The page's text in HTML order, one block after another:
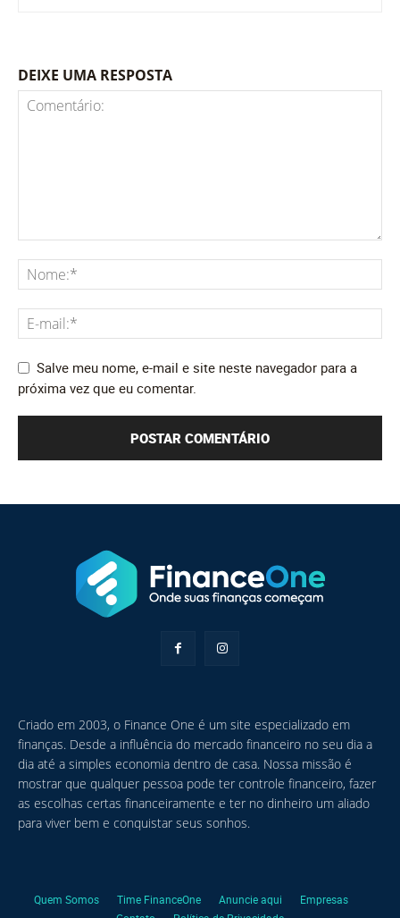
DEIXE UMA RESPOSTA
Salve meu nome, e-mail e site neste navegador para a
próxima vez que eu comentar.
Criado em 2003, o Finance One é um site especializado em
finanças. Desde a influência do mercado financeiro no seu dia a
dia até a simples economia dentro de casa. Nossa missão é
mostrar que qualquer pessoa pode ter controle financeiro, fazer
as escolhas certas financeiramente e ter no dinheiro um aliado
para viver bem e conquistar seus sonhos.
Quem Somos Time FinanceOne Anuncie aqui
Empresas